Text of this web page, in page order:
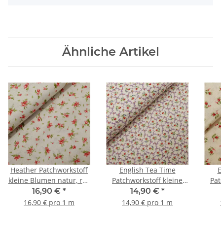
Ähnliche Artikel
Heather Patchworkstoff
kleine Blumen natur, rot,
grün
16,90 € *
16,90 € pro 1 m
English Tea Time
Patchworkstoff kleine
Blumen natur, flieder,
rot, grün
14,90 € *
14,90 € pro 1 m